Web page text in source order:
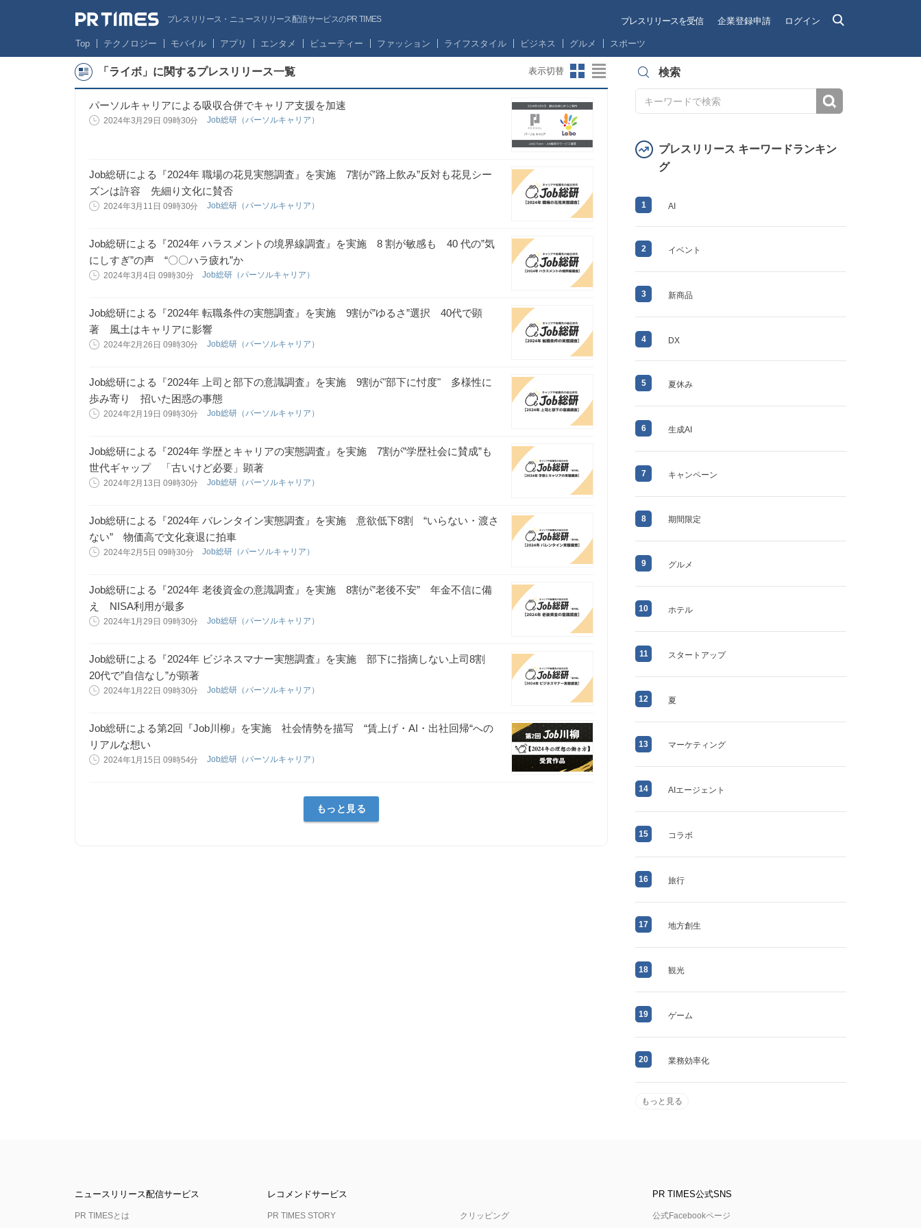
プレスリリース・ニュースリリース配信サービスのPR TIMES プレスリリースを受信 企業登録申請 ログイン
Top テクノロジー モバイル アプリ エンタメ ビューティー ファッション ライフスタイル ビジネス グルメ スポーツ
「ライボ」に関するプレスリリース一覧 表示切替
パーソルキャリアによる吸収合併でキャリア支援を加速
2024年3月29日 09時30分 Job総研（パーソルキャリア）
Job総研による『2024年 職場の花見実態調査』を実施 7割が”路上飲み”反対も花見シー
ズンは許容 先細り文化に賛否
2024年3月11日 09時30分 Job総研（パーソルキャリア）
Job総研による『2024年 ハラスメントの境界線調査』を実施 8 割が敏感も 40 代の”気
にしすぎ”の声 “〇〇ハラ疲れ”か
2024年3月4日 09時30分 Job総研（パーソルキャリア）
Job総研による『2024年 転職条件の実態調査』を実施 9割が”ゆるさ”選択 40代で顕
著 風土はキャリアに影響
2024年2月26日 09時30分 Job総研（パーソルキャリア）
Job総研による『2024年 上司と部下の意識調査』を実施 9割が"部下に忖度" 多様性に
歩み寄り 招いた困惑の事態
2024年2月19日 09時30分 Job総研（パーソルキャリア）
Job総研による『2024年 学歴とキャリアの実態調査』を実施 7割が”学歴社会に賛成”も
世代ギャップ 「古いけど必要」顕著
2024年2月13日 09時30分 Job総研（パーソルキャリア）
Job総研による『2024年 バレンタイン実態調査』を実施 意欲低下8割 “いらない・渡さ
ない” 物価高で文化衰退に拍車
2024年2月5日 09時30分 Job総研（パーソルキャリア）
Job総研による『2024年 老後資金の意識調査』を実施 8割が”老後不安” 年金不信に備
え NISA利用が最多
2024年1月29日 09時30分 Job総研（パーソルキャリア）
Job総研による『2024年 ビジネスマナー実態調査』を実施 部下に指摘しない上司8割
20代で”自信なし”が顕著
2024年1月22日 09時30分 Job総研（パーソルキャリア）
Job総研による第2回『Job川柳』を実施 社会情勢を描写 “賃上げ・AI・出社回帰“への
リアルな想い
2024年1月15日 09時54分 Job総研（パーソルキャリア）
もっと見る
検索
プレスリリース キーワードランキン
グ
1 AI
2 イベント
3 新商品
4 DX
5 夏休み
6 生成AI
7 キャンペーン
8 期間限定
9 グルメ
10 ホテル
11 スタートアップ
12 夏
13 マーケティング
14 AIエージェント
15 コラボ
16 旅行
17 地方創生
18 観光
19 ゲーム
20 業務効率化
もっと見る
ニュースリリース配信サービス
PR TIMESとは
レコメンドサービス
PR TIMES STORY クリッピング
PR TIMES公式SNS
公式Facebookページ